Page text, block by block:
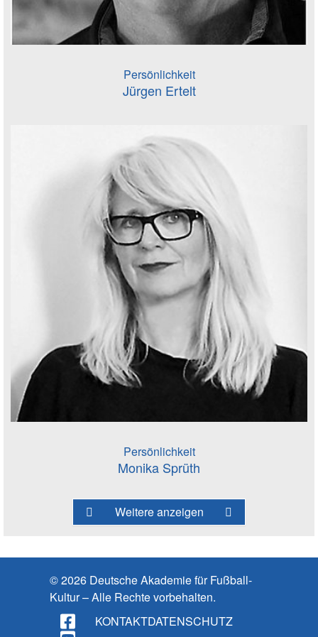
Persönlichkeit
Jürgen Ertelt
Persönlichkeit
Monika Sprüth
Weitere anzeigen
© 2026 Deutsche Akademie für Fußball-
Kultur – Alle Rechte vorbehalten.
KONTAKTDATENSCHUTZ